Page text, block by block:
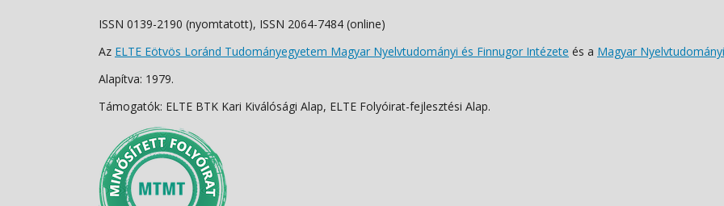
ISSN 0139-2190 (nyomtatott), ISSN 2064-7484 (online)
Az ELTE Eötvös Loránd Tudományegyetem Magyar Nyelvtudományi és Finnugor Intézete és a Magyar
Alapítva: 1979.
Támogatók: ELTE BTK Kari Kiválósági Alap, ELTE Folyóirat-fejlesztési Alap.